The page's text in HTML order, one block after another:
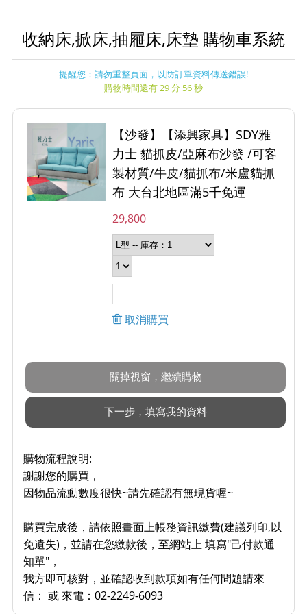
收納床,掀床,抽屜床,床墊 購物車系統
提醒您：請勿重整頁面，以防訂單資料傳送錯誤!
購物時間還有 29 分 56 秒
【沙發】【添興家具】SDY雅
力士 貓抓皮/亞麻布沙發 /可客
製材質/牛皮/貓抓布/米盧貓抓
布 大台北地區滿5千免運
29,800
取消購買
購物流程說明:
謝謝您的購買，
因物品流動數度很快~請先確認有無現貨喔~
購買完成後，請依照畫面上帳務資訊繳費(建議列印,以
免遺失)，並請在您繳款後，至網站上 填寫"己付款通
知單"，
我方即可核對，並確認收到款項如有任何問題請來
信： 或 來電：02-2249-6093